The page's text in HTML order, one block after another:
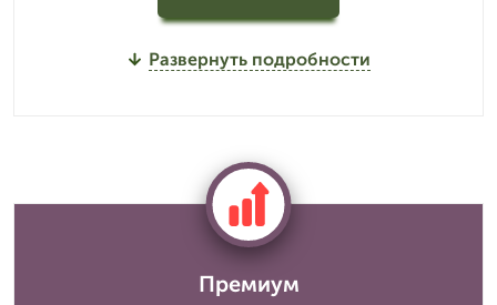
Развернуть подробности
Премиум